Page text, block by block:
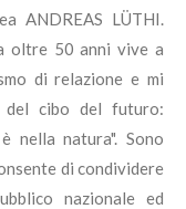
ANDREAS LÜTHI.
oltre 50 anni vive a
di relazione e mi
del cibo del futuro:
nella natura". Sono
di condividere
nazionale ed